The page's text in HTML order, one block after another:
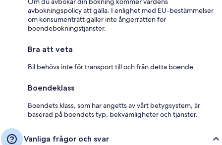
avbokningspolicy att gälla. I enlighet med EU-bestämmelser
om konsumenträtt gäller inte ångerrätten för
boendebokningstjänster.
Bra att veta
Bil behövs inte för transport till och från detta boende.
Boendeklass
Boendets klass, som har angetts av vårt betygsystem, är
baserad på boendets typ, bekvämligheter och tjänster.
Vanliga frågor och svar